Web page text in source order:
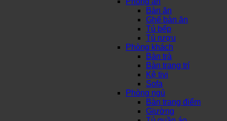
Bàn ăn
Ghế bàn ăn
Tủ bếp
Tủ rượu
Phòng khách
Bàn trà
Bàn trang trí
Kệ tivi
Sofa
Phòng ngủ
Bàn trang điểm
Giường